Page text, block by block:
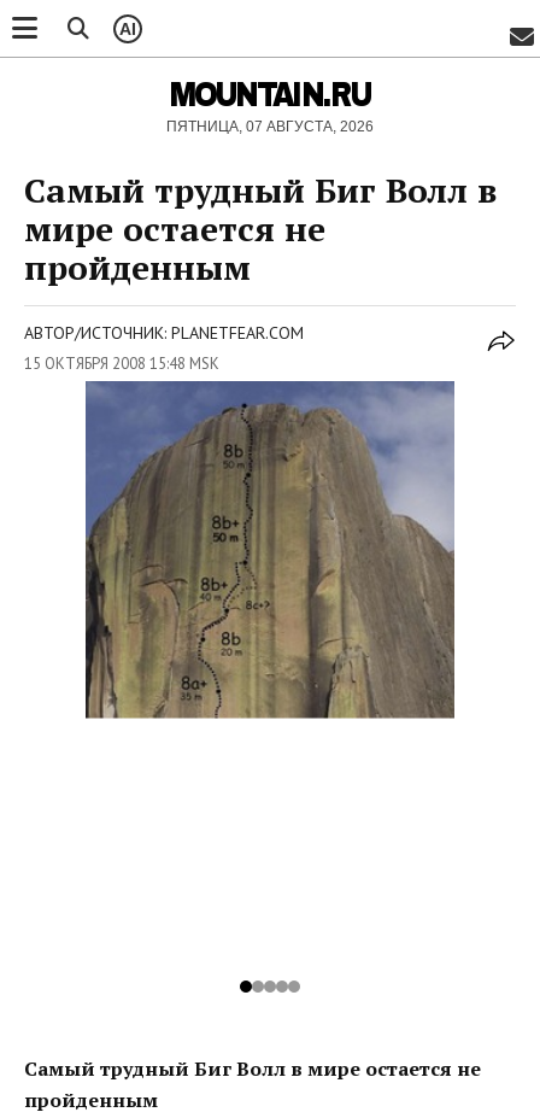
AI
MOUNTAIN.RU
ПЯТНИЦА, 07 АВГУСТА, 2026
Самый трудный Биг Волл в
мире остается не
пройденным
АВТОР/ИСТОЧНИК: PLANETFEAR.COM
15 ОКТЯБРЯ 2008 15:48 MSK
Самый трудный Биг Волл в мире остается не
пройденным